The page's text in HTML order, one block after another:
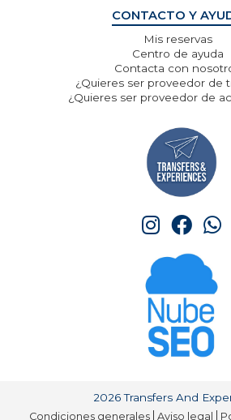
CONTACTO Y
Mis reservas
Centro de ayuda
Contacta con
¿Quieres ser proveedor de
¿Quieres ser proveedor de
2026 Transfers And
Condiciones generales Aviso legal